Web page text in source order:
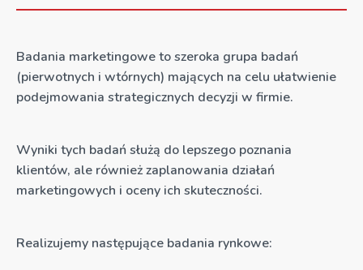
Badania marketingowe to szeroka grupa badań
(pierwotnych i wtórnych) mających na celu ułatwienie
podejmowania strategicznych decyzji w firmie.
Wyniki tych badań służą do lepszego poznania
klientów, ale również zaplanowania działań
marketingowych i oceny ich skuteczności.
Realizujemy następujące badania rynkowe: